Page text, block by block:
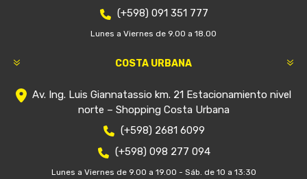
(+598) 091 351 777
Lunes a Viernes de 9.00 a 18.00
COSTA URBANA
Av. Ing. Luis Giannatassio km. 21 Estacionamiento nivel
norte – Shopping Costa Urbana
(+598) 2681 6099
(+598) 098 277 094
Lunes a Viernes de 9.00 a 19.00 - Sáb. de 10 a 13:30